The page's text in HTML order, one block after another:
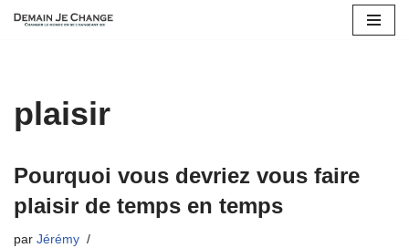
plaisir
Pourquoi vous devriez vous faire
plaisir de temps en temps
par Jérémy